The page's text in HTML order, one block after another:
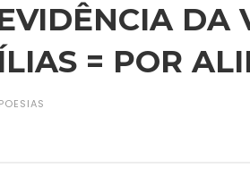
DA
= POR
POESIAS